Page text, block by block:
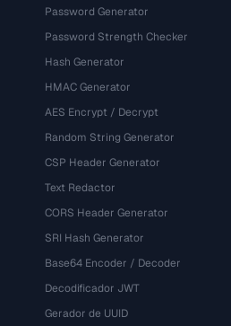
Password Generator
Password Strength Checker
Hash Generator
HMAC Generator
AES Encrypt / Decrypt
Random String Generator
CSP Header Generator
Text Redactor
CORS Header Generator
SRI Hash Generator
Base64 Encoder / Decoder
Decodificador JWT
Gerador de UUID